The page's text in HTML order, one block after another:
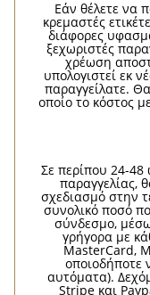
Εάν θέλετε να
κρεμαστές
διάφορες
ξεχωριστές
χρέωση
υπολογιστεί εκ
παραγγείλατε.
οποίο το κόστος
Σε περίπου 24-
παραγγελίας,
σχεδιασμό στην
συνολικό ποσό
σύνδεσμο,
γρήγορα με
MasterCard,
οποιοδήποτε
αυτόματα).
Stripe και